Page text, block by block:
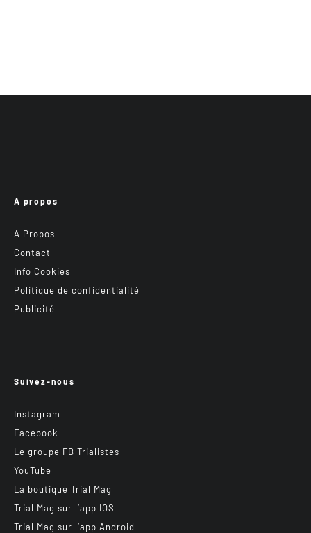
A propos
A Propos
Contact
Info Cookies
Politique de confidentialité
Publicité
Suivez-nous
Instagram
Facebook
Le groupe FB Trialistes
YouTube
La boutique Trial Mag
Trial Mag sur l’app IOS
Trial Mag sur l’app Android